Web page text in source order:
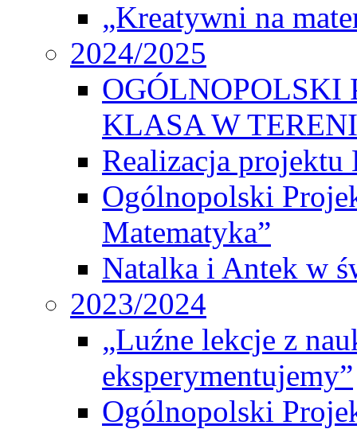
„Kreatywni na
2024/2025
OGÓLNOPOLSKI
KLASA W
Realizacja
Ogólnopolski
Matematyka”
Natalka i Antek w
2023/2024
„Luźne lekcje z
eksperymentujemy”
Ogólnopolski